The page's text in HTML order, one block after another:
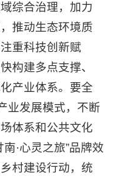
综合治理，加力
推动生态环境质
重科技创新赋
构建多点支撑、
产业体系。要全
业发展模式，不断
体系和公共文化
·心灵之旅”品牌效
村建设行动，统